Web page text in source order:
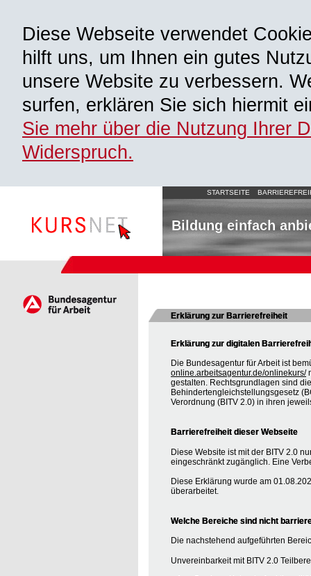
Diese Webseite verwendet
hilft uns, um Ihnen ein gutes
unsere Website zu verbessern.
surfen, erklären Sie sich hiermit
Sie mehr über die Nutzung Ihrer
Widerspruch.
STARTSEITE
Bildung einfach
Erklärung zur Barrierefreiheit
Erklärung zur digitalen
Die Bundesagentur für Arbeit ist
online.arbeitsagentur.de/onlinekurs/
gestalten. Rechtsgrundlagen sind
Behindertengleichstellungsgesetz
Verordnung (BITV 2.0) in ihren
Barrierefreiheit dieser Webseite
Diese Website ist mit der BITV 2.0
eingeschränkt zugänglich. Eine
Diese Erklärung wurde am
überarbeitet.
Welche Bereiche sind nicht
Die nachstehend aufgeführten
Unvereinbarkeit mit BITV 2.0